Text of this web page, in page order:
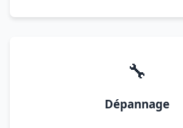
🔧
Dépannage